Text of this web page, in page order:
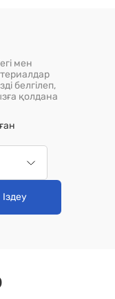
мен
белгілеп,
қолдана
Іздеу